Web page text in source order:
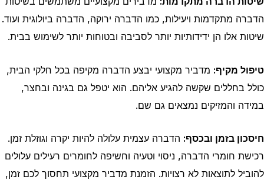
הדברה מתקדמות ויעילות, כמו הדברה ירוקה, הדברה ביולוגית ועוד.
שיטות אלו הן ידידותיות יותר לסביבה ובטוחות יותר לשימוש בבית.
טיפול מקיף: מדביר מקצועי יבצע הדברה מקיפה בכל חלקי הבית,
כולל בחללים שקשה להגיע אליהם. הוא יטפל גם בגינה ובחצר,
במידה והמזיקים נמצאים גם שם.
חיסכון בזמן ובכסף: הדברה עצמית עלולה להיות יקרה וגוזלת זמן.
רכישת חומרי הדברה, ניסוי וטעיה וחשיפה לחומרים רעילים עלולים
להוביל לתוצאות לא רצויות. הזמנת מדביר מקצועי תחסוך לכם זמן,